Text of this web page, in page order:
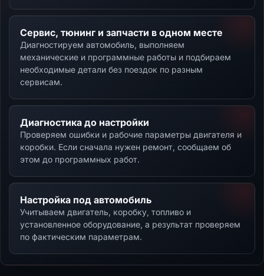
Сервис, тюнинг и запчасти в одном месте
Диагностируем автомобиль, выполняем
механические и программные работы и подбираем
необходимые детали без поездок по разным
сервисам.
Диагностика до настройки
Проверяем ошибки и рабочие параметры двигателя и
коробки. Если сначала нужен ремонт, сообщаем об
этом до программных работ.
Настройка под автомобиль
Учитываем двигатель, коробку, топливо и
установленное оборудование, а результат проверяем
по фактическим параметрам.